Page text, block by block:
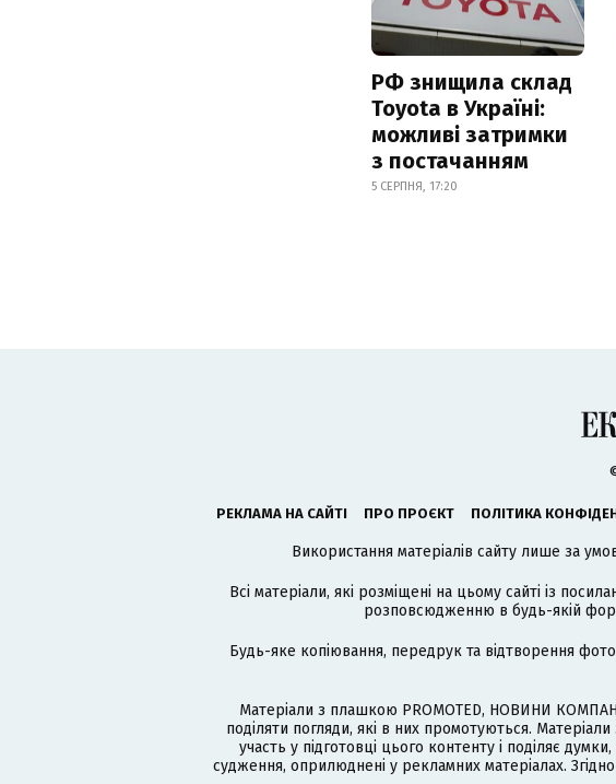
РФ знищила склад
Toyota в Україні:
можливі затримки
з постачанням
5 СЕРПНЯ, 17:20
РЕКЛАМА НА САЙТІ ПРО ПРОЄКТ ПОЛІТИКА
Використання матеріалів сайту лише за
Всі матеріали, які розміщені на цьому сайті із
розповсюдженню в будь-якій
Будь-яке копіювання, передрук та відтворення
Матеріали з плашкою PROMOTED, НОВИНИ
поділяти погляди, які в них промотуються.
участь у підготовці цього контенту і поділяє
судження, оприлюднені у рекламних матеріалах.